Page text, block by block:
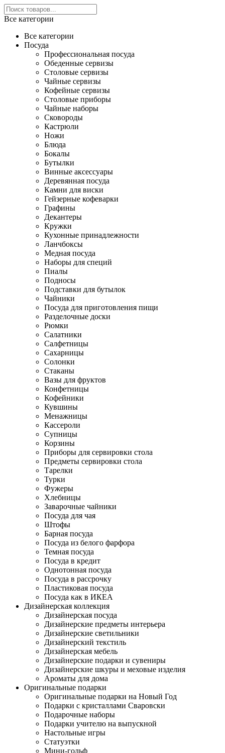
Все категории
Все категории
Посуда
Профессиональная посуда
Обеденные сервизы
Столовые сервизы
Чайные сервизы
Кофейные сервизы
Столовые приборы
Чайные наборы
Сковороды
Кастрюли
Ножи
Блюда
Бокалы
Бутылки
Винные аксессуары
Деревянная посуда
Камни для виски
Гейзерные кофеварки
Графины
Декантеры
Кружки
Кухонные принадлежности
Ланчбоксы
Медная посуда
Наборы для специй
Пиалы
Подносы
Подставки для бутылок
Чайники
Посуда для приготовления пищи
Разделочные доски
Рюмки
Салатники
Салфетницы
Сахарницы
Солонки
Стаканы
Вазы для фруктов
Конфетницы
Кофейники
Кувшины
Менажницы
Кассероли
Супницы
Корзины
Приборы для сервировки стола
Предметы сервировки стола
Тарелки
Турки
Фужеры
Хлебницы
Заварочные чайники
Посуда для чая
Штофы
Барная посуда
Посуда из белого фарфора
Темная посуда
Посуда в кредит
Однотонная посуда
Посуда в рассрочку
Пластиковая посуда
Посуда как в ИКЕА
Дизайнерская коллекция
Дизайнерская посуда
Дизайнерские предметы интерьера
Дизайнерские светильники
Дизайнерский текстиль
Дизайнерская мебель
Дизайнерские подарки и сувениры
Дизайнерские шкуры и меховые изделия
Ароматы для дома
Оригинальные подарки
Оригинальные подарки на Новый Год
Подарки с кристаллами Сваровски
Подарочные наборы
Подарки учителю на выпускной
Настольные игры
Статуэтки
Мини-гольф